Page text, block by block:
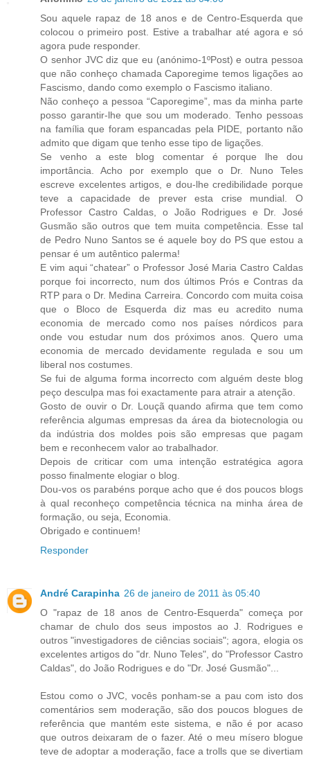
Sou aquele rapaz de 18 anos e de Centro-Esquerda que
colocou o primeiro post. Estive a trabalhar até agora e só
agora pude responder.
O senhor JVC diz que eu (anónimo-1ºPost) e outra pessoa
que não conheço chamada Caporegime temos ligações ao
Fascismo, dando como exemplo o Fascismo italiano.
Não conheço a pessoa “Caporegime”, mas da minha parte
posso garantir-lhe que sou um moderado. Tenho pessoas
na família que foram espancadas pela PIDE, portanto não
admito que digam que tenho esse tipo de ligações.
Se venho a este blog comentar é porque lhe dou
importância. Acho por exemplo que o Dr. Nuno Teles
escreve excelentes artigos, e dou-lhe credibilidade porque
teve a capacidade de prever esta crise mundial. O
Professor Castro Caldas, o João Rodrigues e Dr. José
Gusmão são outros que tem muita competência. Esse tal
de Pedro Nuno Santos se é aquele boy do PS que estou a
pensar é um autêntico palerma!
E vim aqui “chatear” o Professor José Maria Castro Caldas
porque foi incorrecto, num dos últimos Prós e Contras da
RTP para o Dr. Medina Carreira. Concordo com muita coisa
que o Bloco de Esquerda diz mas eu acredito numa
economia de mercado como nos países nórdicos para
onde vou estudar num dos próximos anos. Quero uma
economia de mercado devidamente regulada e sou um
liberal nos costumes.
Se fui de alguma forma incorrecto com alguém deste blog
peço desculpa mas foi exactamente para atrair a atenção.
Gosto de ouvir o Dr. Louçã quando afirma que tem como
referência algumas empresas da área da biotecnologia ou
da indústria dos moldes pois são empresas que pagam
bem e reconhecem valor ao trabalhador.
Depois de criticar com uma intenção estratégica agora
posso finalmente elogiar o blog.
Dou-vos os parabéns porque acho que é dos poucos blogs
à qual reconheço competência técnica na minha área de
formação, ou seja, Economia.
Obrigado e continuem!
Responder
André Carapinha 26 de janeiro de 2011 às 05:40
O "rapaz de 18 anos de Centro-Esquerda" começa por
chamar de chulo dos seus impostos ao J. Rodrigues e
outros "investigadores de ciências sociais"; agora, elogia os
excelentes artigos do "dr. Nuno Teles", do "Professor Castro
Caldas", do João Rodrigues e do "Dr. José Gusmão"...
Estou como o JVC, vocês ponham-se a pau com isto dos
comentários sem moderação, são dos poucos blogues de
referência que mantém este sistema, e não é por acaso
que outros deixaram de o fazer. Até o meu mísero blogue
teve de adoptar a moderação, face a trolls que se divertiam